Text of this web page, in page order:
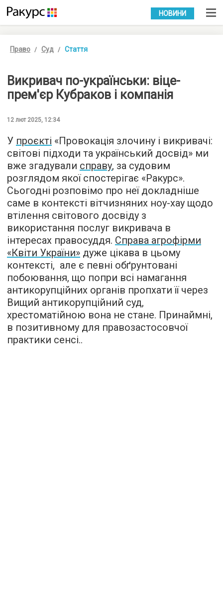
УКР РУС
НОВИНИ
Право Суд Стаття
Викривач по-українськи: віце-
прем'єр Кубраков і компанія
12 лют 2025, 12:34
У проєкті «Провокація злочину і викривачі:
світові підходи та український досвід» ми
вже згадували справу, за судовим
розглядом якої спостерігає «Ракурс».
Сьогодні розповімо про неї докладніше
саме в контексті вітчизняних ноу-хау щодо
втілення світового досвіду з
використання послуг викривача в
інтересах правосуддя. Справа агрофірми
«Квіти України» дуже цікава в цьому
контексті, але є певні обґрунтовані
побоювання, що попри всі намагання
антикорупційних органів пропхати її через
Вищий антикорупційний суд,
хрестоматійною вона не стане. Принаймні,
в позитивному для правозастосовчої
практики сенсі..